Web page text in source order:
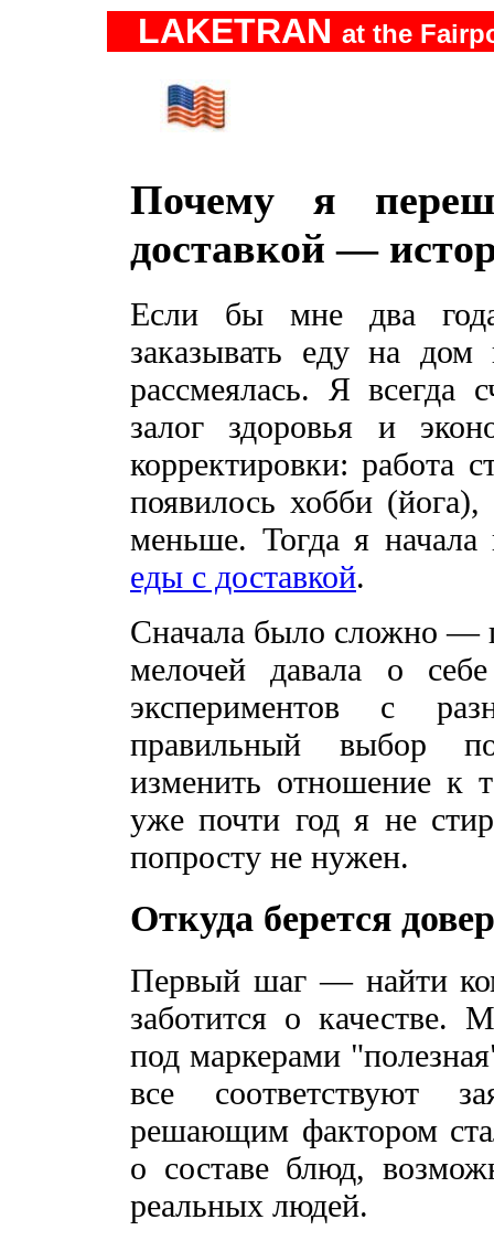
LAKETRAN at the
Почему я
доставкой —
Если бы мне два
заказывать еду на
рассмеялась. Я всегда
залог здоровья и
корректировки: работа
появилось хобби
меньше. Тогда я начала
еды с доставкой.
Сначала было сложно —
мелочей давала о
экспериментов с
правильный выбор
изменить отношение к
уже почти год я не
попросту не нужен.
Откуда берется
Первый шаг — найти
заботится о качестве.
под маркерами
все соответствуют
решающим фактором
о составе блюд,
реальных людей.